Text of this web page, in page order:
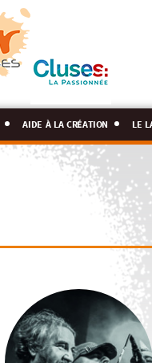
aide à la création le